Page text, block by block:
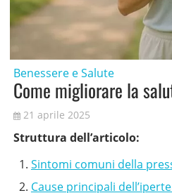
Benessere e Salute
Come migliorare la
21 aprile 2025
Struttura dell’articolo:
Sintomi comuni della
Cause principali